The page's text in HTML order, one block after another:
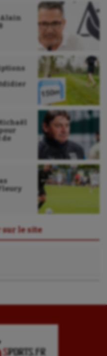
Alain
sur le site